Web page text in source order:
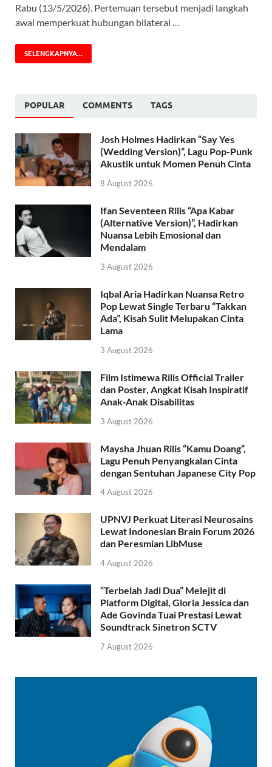
Rabu (13/5/2026). Pertemuan tersebut menjadi langkah
awal memperkuat hubungan bilateral …
SELENGKAPNYA...
POPULAR COMMENTS TAGS
Josh Holmes Hadirkan “Say Yes
(Wedding Version)”, Lagu Pop-Punk
Akustik untuk Momen Penuh Cinta
8 August 2026
Ifan Seventeen Rilis “Apa Kabar
(Alternative Version)”, Hadirkan
Nuansa Lebih Emosional dan
Mendalam
3 August 2026
Iqbal Aria Hadirkan Nuansa Retro
Pop Lewat Single Terbaru “Takkan
Ada”, Kisah Sulit Melupakan Cinta
Lama
3 August 2026
Film Istimewa Rilis Official Trailer
dan Poster, Angkat Kisah Inspiratif
Anak-Anak Disabilitas
3 August 2026
Maysha Jhuan Rilis “Kamu Doang”,
Lagu Penuh Penyangkalan Cinta
dengan Sentuhan Japanese City Pop
4 August 2026
UPNVJ Perkuat Literasi Neurosains
Lewat Indonesian Brain Forum 2026
dan Peresmian LibMuse
4 August 2026
“Terbelah Jadi Dua” Melejit di
Platform Digital, Gloria Jessica dan
Ade Govinda Tuai Prestasi Lewat
Soundtrack Sinetron SCTV
7 August 2026